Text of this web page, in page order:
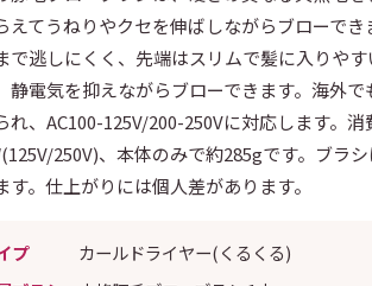
えてうねりやクセを伸ばしながらブローで
で逃しにくく、先端はスリムで髪に入りや
静電気を抑えながらブローできます。海外
れ、AC100-125V/200-250Vに対応します。消
250V)、本体のみで約285gです。ブラ
す。仕上がりには個人差があります。
プ
カールドライヤー(くるくる)